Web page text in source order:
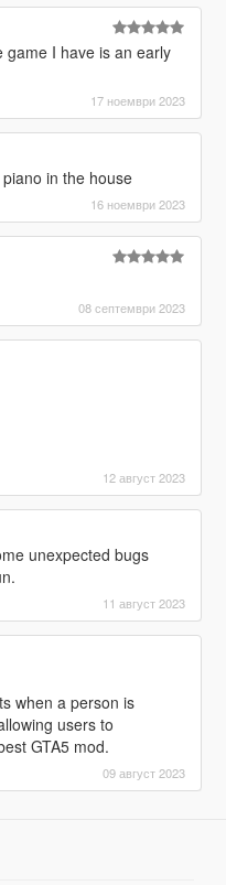
game I have is an early
17 ноември 2023
in the house
16 ноември 2023
08 септември 2023
12 август 2023
unexpected bugs
11 август 2023
when a person is
users to
GTA5 mod.
09 август 2023